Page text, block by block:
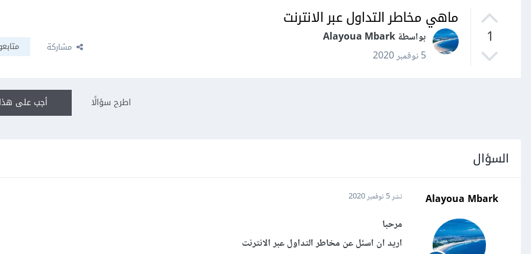
1
ماهي مخاطر التداول عبر الانترنت
بواسطة Alayoua Mbark
5 نوفمبر 2020
مشاركة
أجب على اطرح سؤالًا
السؤال
Alayoua Mbark نشر5 نوفمبر 2020
مرحبا
اريد ان اسئل عن مخاطر التداول عبر الانترنت